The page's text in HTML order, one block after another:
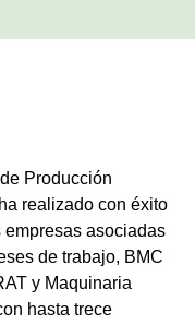
Producción
realizado con éxito
asociadas
de trabajo, BMC
y Maquinaria
hasta trece